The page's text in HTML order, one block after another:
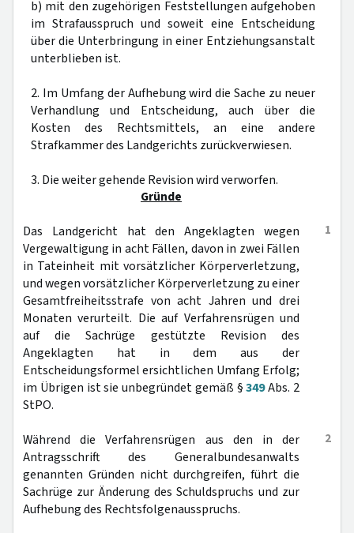
b) mit den zugehörigen Feststellungen aufgehoben
im Strafausspruch und soweit eine Entscheidung
über die Unterbringung in einer Entziehungsanstalt
unterblieben ist.
2. Im Umfang der Aufhebung wird die Sache zu neuer
Verhandlung und Entscheidung, auch über die
Kosten des Rechtsmittels, an eine andere
Strafkammer des Landgerichts zurückverwiesen.
3. Die weiter gehende Revision wird verworfen.
Gründe
1
Das Landgericht hat den Angeklagten wegen
Vergewaltigung in acht Fällen, davon in zwei Fällen
in Tateinheit mit vorsätzlicher Körperverletzung,
und wegen vorsätzlicher Körperverletzung zu einer
Gesamtfreiheitsstrafe von acht Jahren und drei
Monaten verurteilt. Die auf Verfahrensrügen und
auf die Sachrüge gestützte Revision des
Angeklagten hat in dem aus der
Entscheidungsformel ersichtlichen Umfang Erfolg;
im Übrigen ist sie unbegründet gemäß §349Abs. 2
StPO.
2
Während die Verfahrensrügen aus den in der
Antragsschrift des Generalbundesanwalts
genannten Gründen nicht durchgreifen, führt die
Sachrüge zur Änderung des Schuldspruchs und zur
Aufhebung des Rechtsfolgenausspruchs.